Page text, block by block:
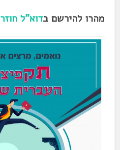
מהרו להירשם בדוא"ל חוזר